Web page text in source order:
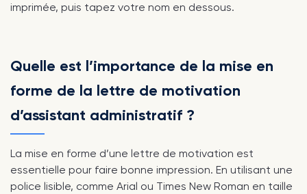
imprimée, puis tapez votre nom en dessous.
Quelle est l’importance de la mise en
forme de la lettre de motivation
d’assistant administratif ?
La mise en forme d’une lettre de motivation est
essentielle pour faire bonne impression. En utilisant une
police lisible, comme Arial ou Times New Roman en taille